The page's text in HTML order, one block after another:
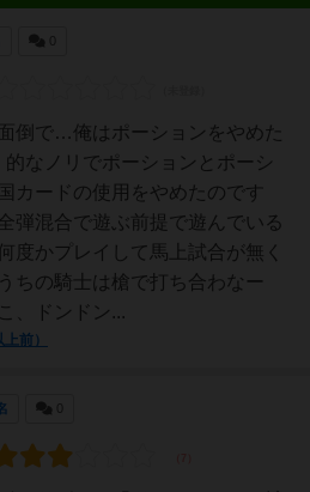
倒で…俺はポーションをやめた
的なノリでポーションとポーシ
カードの使用をやめたのです
弾混合で遊ぶ前提で遊んでいる
度かプレイして馬上試合が無く
ちの騎士は槍で打ち合わなー
、ドンドン...
前）